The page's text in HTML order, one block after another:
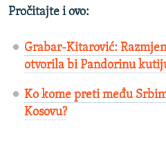
Pročitajte i ovo:
Grabar-Kitarović:
otvorila bi Pandorinu
Ko kome preti među
Kosovu?